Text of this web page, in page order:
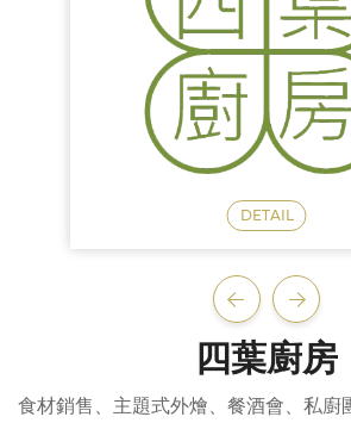
四葉廚房
食材銷售、主題式外燴、餐酒會、私廚